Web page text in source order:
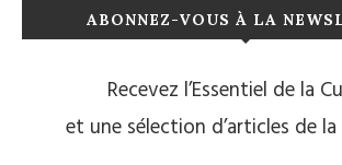
ABONNEZ-VOUS À LA
Recevez l’Essentiel de la
et une sélection d’articles de